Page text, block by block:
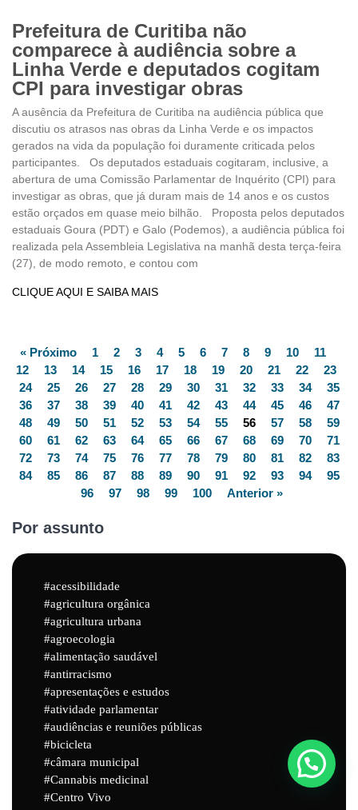
Prefeitura de Curitiba não
comparece à audiência sobre a
Linha Verde e deputados cogitam
CPI para investigar obras
A ausência da Prefeitura de Curitiba na audiência pública que
discutiu os atrasos nas obras da Linha Verde e os impactos
gerados na vida da população foi duramente criticada pelos
participantes. Os deputados estaduais cogitaram, inclusive, a
abertura de uma Comissão Parlamentar de Inquérito (CPI) para
investigar as obras, que já duram mais de 14 anos e os custos
estão orçados em quase meio bilhão. Proposta pelos deputados
estaduais Goura (PDT) e Galo (Podemos), a audiência pública foi
realizada pela Assembleia Legislativa na manhã desta terça-feira
(27), de modo remoto, e contou com
CLIQUE AQUI E SAIBA MAIS
« Próximo 1 2 3 4 5 6 7 8 9 10
11
12
13 14 15 16 17 18 19 20 21 22
23
24
25 26 27 28 29 30 31 32 33 34
35
36
37 38 39 40 41 42 43 44 45 46
47
48
49 50 51 52 53 54 55 56 57 58
59
60
61 62 63 64 65 66 67 68 69 70
71
72
73 74 75 76 77 78 79 80 81 82
83
84
85 86 87 88 89 90 91 92 93 94
95
96
97 98 99 100 Anterior »
Por assunto
acessibilidade
agricultura orgânica
agricultura urbana
agroecologia
alimentação saudável
antirracismo
apresentações e estudos
atividade parlamentar
audiências e reuniões públicas
bicicleta
câmara municipal
Cannabis medicinal
Centro Vivo
Powered byJoinchat